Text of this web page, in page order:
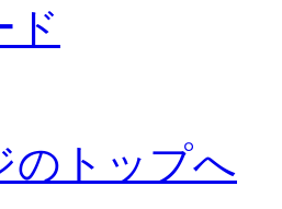
ド
のトップへ